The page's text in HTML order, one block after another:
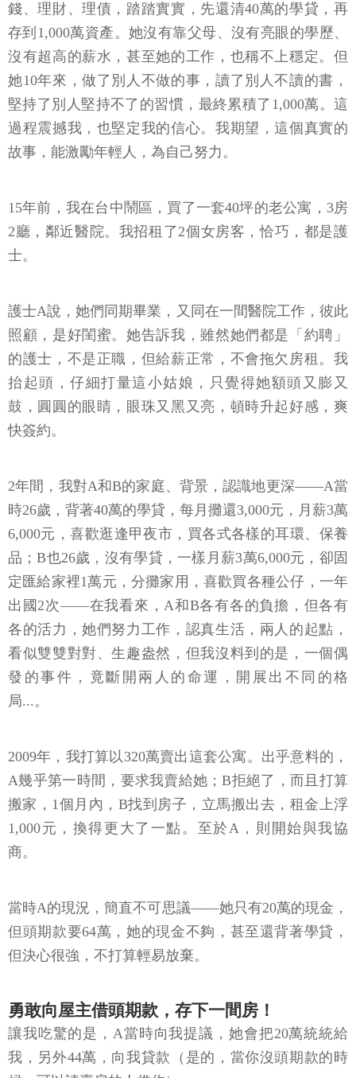
錢、理財、理債，踏踏實實，先還清40萬的學貸，再
存到1,000萬資產。她沒有靠父母、沒有亮眼的學歷、
沒有超高的薪水，甚至她的工作，也稱不上穩定。但
她10年來，做了別人不做的事，讀了別人不讀的書，
堅持了別人堅持不了的習慣，最終累積了1,000萬。這
過程震撼我，也堅定我的信心。我期望，這個真實的
故事，能激勵年輕人，為自己努力。
15年前，我在台中鬧區，買了一套40坪的老公寓，3房
2廳，鄰近醫院。我招租了2個女房客，恰巧，都是護
士。
護士A說，她們同期畢業，又同在一間醫院工作，彼此
照顧，是好閨蜜。她告訴我，雖然她們都是「約聘」
的護士，不是正職，但給薪正常，不會拖欠房租。我
抬起頭，仔細打量這小姑娘，只覺得她額頭又膨又
鼓，圓圓的眼睛，眼珠又黑又亮，頓時升起好感，爽
快簽約。
2年間，我對A和B的家庭、背景，認識地更深——A當
時26歲，背著40萬的學貸，每月攤還3,000元，月薪3萬
6,000元，喜歡逛逢甲夜市，買各式各樣的耳環、保養
品；B也26歲，沒有學貸，一樣月薪3萬6,000元，卻固
定匯給家裡1萬元，分攤家用，喜歡買各種公仔，一年
出國2次——在我看來，A和B各有各的負擔，但各有
各的活力，她們努力工作，認真生活，兩人的起點，
看似雙雙對對、生趣盎然，但我沒料到的是，一個偶
發的事件，竟斷開兩人的命運，開展出不同的格
局...。
2009年，我打算以320萬賣出這套公寓。出乎意料的，
A幾乎第一時間，要求我賣給她；B拒絕了，而且打算
搬家，1個月內，B找到房子，立馬搬出去，租金上浮
1,000元，換得更大了一點。至於A，則開始與我協
商。
當時A的現況，簡直不可思議——她只有20萬的現金，
但頭期款要64萬，她的現金不夠，甚至還背著學貸，
但決心很強，不打算輕易放棄。
勇敢向屋主借頭期款，存下一間房！
讓我吃驚的是，A當時向我提議，她會把20萬統統給
我，另外44萬，向我貸款（是的，當你沒頭期款的時